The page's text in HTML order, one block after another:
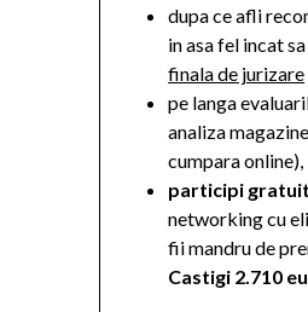
dupa ce afli
in asa fel incat sa
finala de jurizare
pe langa
analiza
cumpara
participi
networking cu
fii mandru de
Castigi 2.710